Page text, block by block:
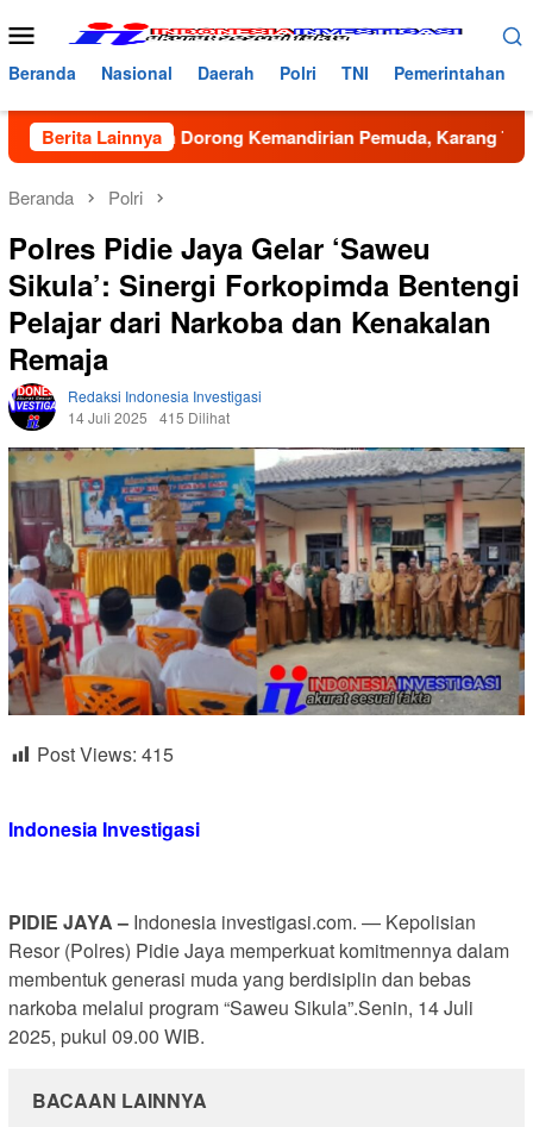
ke
konten
Menu
Mobile
Beranda Nasional Daerah Polri TNI Pemerintahan
Berita Lainnya
Dan Dorong Kemandirian Pemuda, Karang Taruna Bireuen
Beranda Polri
Polres Pidie Jaya Gelar ‘Saweu
Sikula’: Sinergi Forkopimda Bentengi
Pelajar dari Narkoba dan Kenakalan
Remaja
Redaksi Indonesia Investigasi
14 Juli 2025
415 Dilihat
Post Views: 415
Indonesia Investigasi
PIDIE JAYA – Indonesia investigasi.com. — Kepolisian
Resor (Polres) Pidie Jaya memperkuat komitmennya dalam
membentuk generasi muda yang berdisiplin dan bebas
narkoba melalui program “Saweu Sikula”.Senin, 14 Juli
2025, pukul 09.00 WIB.
BACAAN LAINNYA